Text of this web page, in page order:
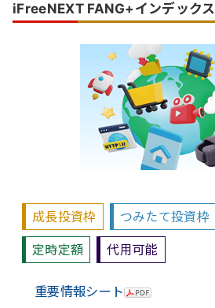
iFreeNEXT FANG+インデックス
成長投資枠 つみたて投資枠
定時定額 代用可能
重要情報シート